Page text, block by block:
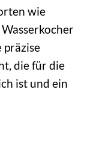
wie
präzise
die für die
ist und ein